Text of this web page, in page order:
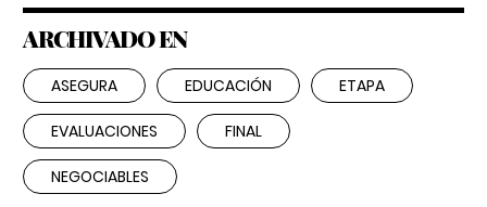
ARCHIVADO EN
ASEGURA EDUCACIÓN ETAPA
EVALUACIONES FINAL
NEGOCIABLES